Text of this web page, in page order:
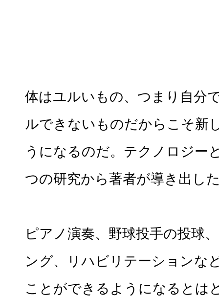
体はユルいもの、つまり自分
ルできないものだからこそ新
うになるのだ。テクノロジー
つの研究から著者が導き出し
ピアノ演奏、野球投手の投球
ング、リハビリテーションな
ことができるようになるとは